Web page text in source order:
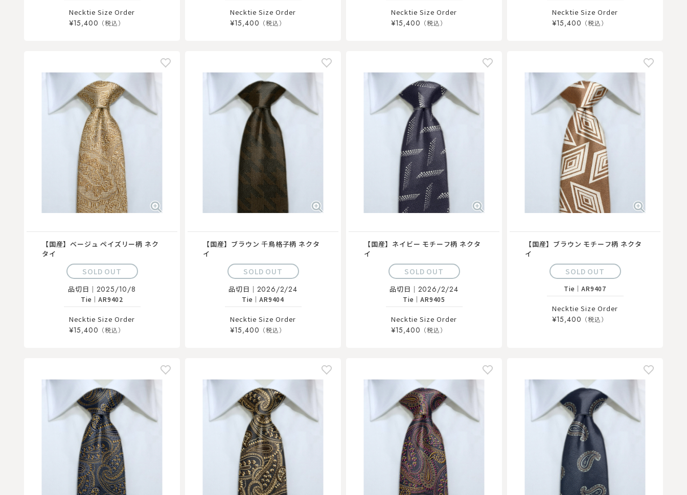
Necktie Size Order
¥15,400
Necktie Size Order
¥15,400
Necktie Size Order
¥15,400
Necktie Size Order
¥15,400
【国産】ベージュ ペイズリー柄 ネク
タイ
SOLD OUT
品切日｜ 2025/10/8
Tie ｜AR9402
Necktie Size Order
¥15,400
【国産】ブラウン 千鳥格子柄 ネクタ
イ
SOLD OUT
品切日｜ 2026/2/24
Tie ｜AR9404
Necktie Size Order
¥15,400
【国産】ネイビー モチーフ柄 ネクタ
イ
SOLD OUT
品切日｜ 2026/2/24
Tie ｜AR9405
Necktie Size Order
¥15,400
【国産】ブラウン モチーフ柄 ネクタ
イ
SOLD OUT
Tie ｜AR9407
Necktie Size Order
¥15,400